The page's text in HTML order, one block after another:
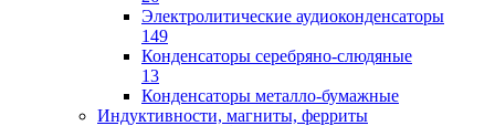
Электролитические аудиоконденсаторы
149
Конденсаторы серебряно-слюдяные
13
Конденсаторы металло-бумажные
Индуктивности, магниты, ферриты